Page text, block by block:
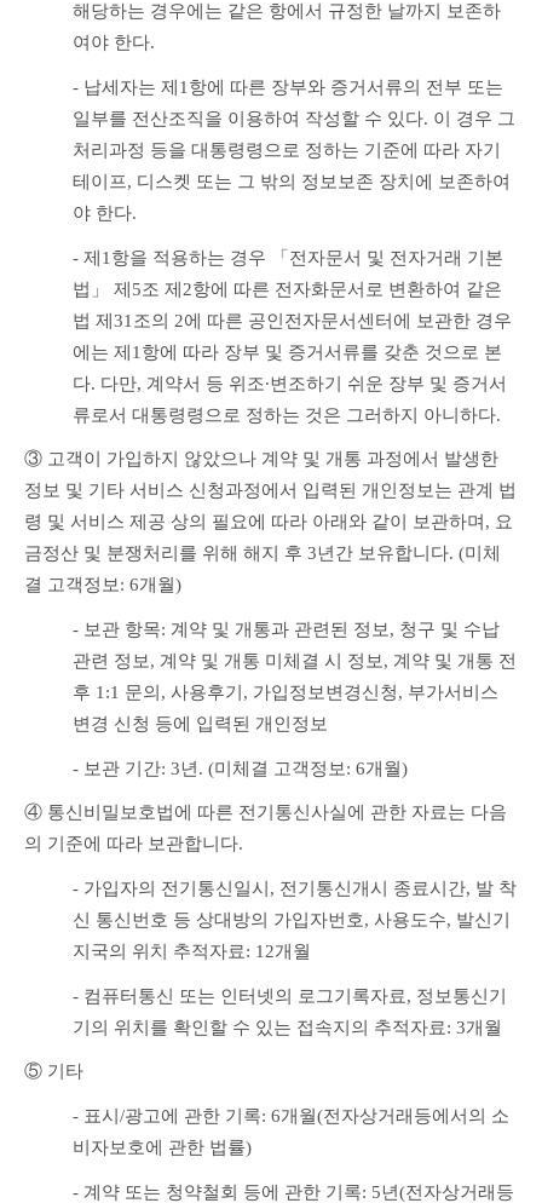
해당하는 경우에는 같은 항에서 규정한 날까지 보존하
여야 한다.
- 납세자는 제1항에 따른 장부와 증거서류의 전부 또는
일부를 전산조직을 이용하여 작성할 수 있다. 이 경우 그
처리과정 등을 대통령령으로 정하는 기준에 따라 자기
테이프, 디스켓 또는 그 밖의 정보보존 장치에 보존하여
야 한다.
- 제1항을 적용하는 경우 「전자문서 및 전자거래 기본
법」 제5조 제2항에 따른 전자화문서로 변환하여 같은
법 제31조의 2에 따른 공인전자문서센터에 보관한 경우
에는 제1항에 따라 장부 및 증거서류를 갖춘 것으로 본
다. 다만, 계약서 등 위조∙변조하기 쉬운 장부 및 증거서
류로서 대통령령으로 정하는 것은 그러하지 아니하다.
③ 고객이 가입하지 않았으나 계약 및 개통 과정에서 발생한
정보 및 기타 서비스 신청과정에서 입력된 개인정보는 관계 법
령 및 서비스 제공 상의 필요에 따라 아래와 같이 보관하며, 요
금정산 및 분쟁처리를 위해 해지 후 3년간 보유합니다. (미체
결 고객정보: 6개월)
- 보관 항목: 계약 및 개통과 관련된 정보, 청구 및 수납
관련 정보, 계약 및 개통 미체결 시 정보, 계약 및 개통 전
후 1:1 문의, 사용후기, 가입정보변경신청, 부가서비스
변경 신청 등에 입력된 개인정보
- 보관 기간: 3년. (미체결 고객정보: 6개월)
④ 통신비밀보호법에 따른 전기통신사실에 관한 자료는 다음
의 기준에 따라 보관합니다.
- 가입자의 전기통신일시, 전기통신개시 종료시간, 발 착
신 통신번호 등 상대방의 가입자번호, 사용도수, 발신기
지국의 위치 추적자료: 12개월
- 컴퓨터통신 또는 인터넷의 로그기록자료, 정보통신기
기의 위치를 확인할 수 있는 접속지의 추적자료: 3개월
⑤ 기타
- 표시/광고에 관한 기록: 6개월(전자상거래등에서의 소
비자보호에 관한 법률)
- 계약 또는 청약철회 등에 관한 기록: 5년(전자상거래등